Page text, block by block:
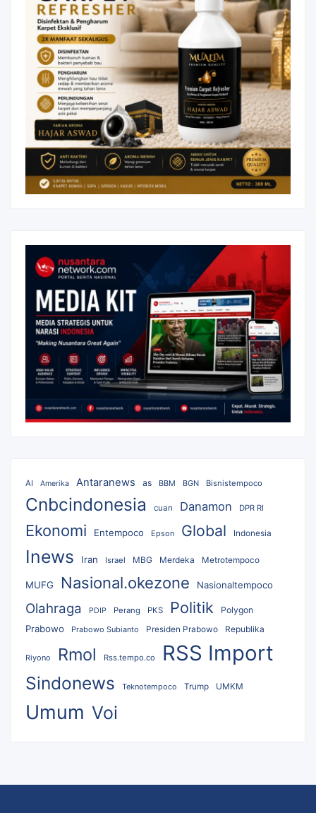
AI Amerika Antaranews as BBM BGN Bisnistempoco
Cnbcindonesia cuan Danamon DPR RI
Ekonomi Entempoco Epson Global Indonesia
Inews Iran Israel MBG Merdeka Metrotempoco
MUFG Nasional.okezone Nasionaltempoco
Olahraga PDIP Perang PKS Politik Polygon
Prabowo Prabowo Subianto Presiden Prabowo Republika
Riyono Rmol Rss.tempo.co RSS Import
Sindonews Teknotempoco Trump UMKM
Umum Voi